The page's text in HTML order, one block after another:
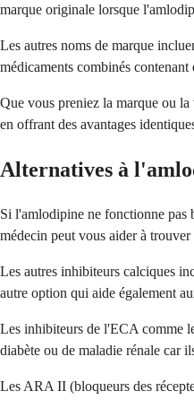
marque originale lorsque
Les autres noms de marque
médicaments combinés
Que vous preniez la marque ou
en offrant des avantages
Alternatives à
Si l'amlodipine ne fonctionne pas
médecin peut vous aider à
Les autres inhibiteurs calciques
autre option qui aide également
Les inhibiteurs de l'ECA comme
diabète ou de maladie rénale car
Les ARA II (bloqueurs des